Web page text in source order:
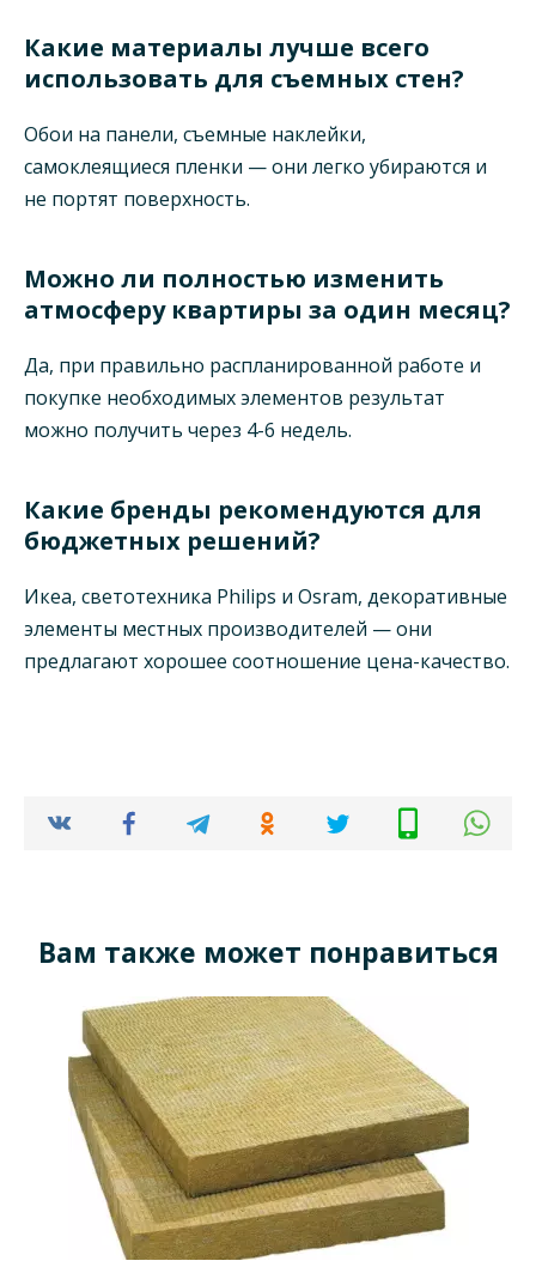
Какие материалы лучше всего
использовать для съемных стен?
Обои на панели, съемные наклейки,
самоклеящиеся пленки — они легко убираются и
не портят поверхность.
Можно ли полностью изменить
атмосферу квартиры за один месяц?
Да, при правильно распланированной работе и
покупке необходимых элементов результат
можно получить через 4-6 недель.
Какие бренды рекомендуются для
бюджетных решений?
Икеа, светотехника Philips и Osram, декоративные
элементы местных производителей — они
предлагают хорошее соотношение цена-качество.
Вам также может понравиться